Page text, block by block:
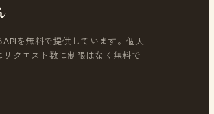
を無料で提供しています。個人
クエスト数に制限はなく無料で